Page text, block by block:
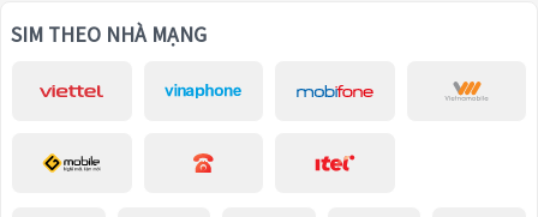
SIM THEO NHÀ MẠNG